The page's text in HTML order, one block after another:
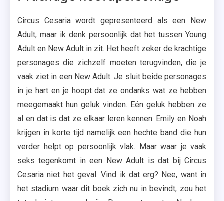
Circus Cesaria wordt gepresenteerd als een New
Adult, maar ik denk persoonlijk dat het tussen Young
Adult en New Adult in zit. Het heeft zeker de krachtige
personages die zichzelf moeten terugvinden, die je
vaak ziet in een New Adult. Je sluit beide personages
in je hart en je hoopt dat ze ondanks wat ze hebben
meegemaakt hun geluk vinden. Eén geluk hebben ze
al en dat is dat ze elkaar leren kennen. Emily en Noah
krijgen in korte tijd namelijk een hechte band die hun
verder helpt op persoonlijk vlak. Maar waar je vaak
seks tegenkomt in een New Adult is dat bij Circus
Cesaria niet het geval. Vind ik dat erg? Nee, want in
het stadium waar dit boek zich nu in bevindt, zou het